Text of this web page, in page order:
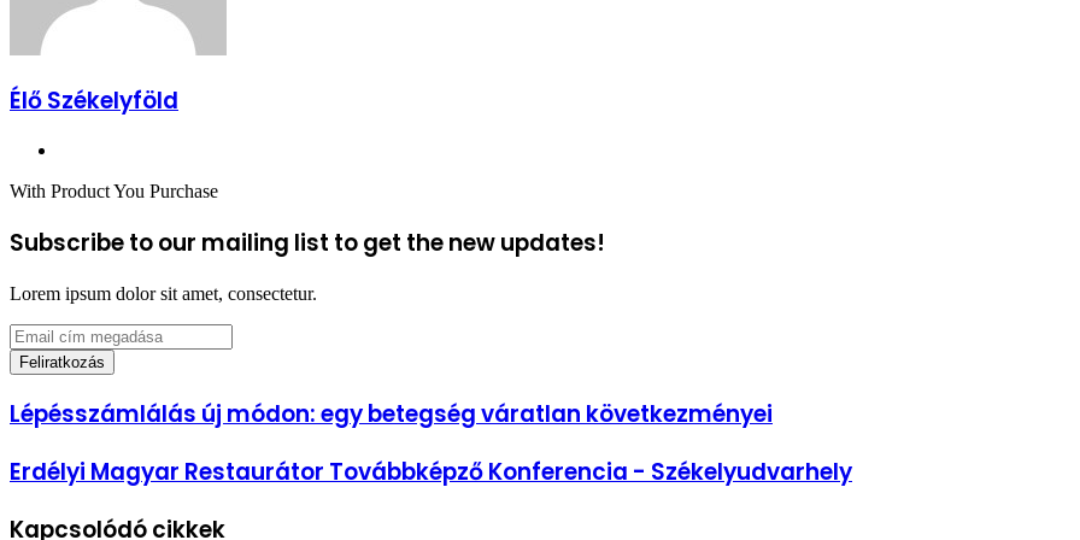
Élő Székelyföld
With Product You Purchase
Subscribe to our mailing list to get the new updates!
Lorem ipsum dolor sit amet, consectetur.
Email
cím
megadása
Lépésszámlálás
új
egy
Lépésszámlálás új módon: egy betegség váratlan következményei
Erdélyi
Magyar
Továbbképző
Erdélyi Magyar Restaurátor Továbbképző Konferencia - Székelyudvarhely
Kapcsolódó cikkek